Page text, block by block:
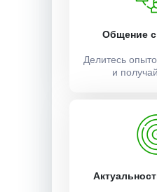
Общение с
Делитесь
и